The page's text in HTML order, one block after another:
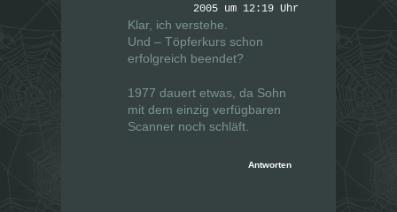
2005 um 12:19 Uhr
Klar, ich verstehe.
Und – Töpferkurs schon
erfolgreich beendet?
1977 dauert etwas, da Sohn
mit dem einzig verfügbaren
Scanner noch schläft.
Antworten